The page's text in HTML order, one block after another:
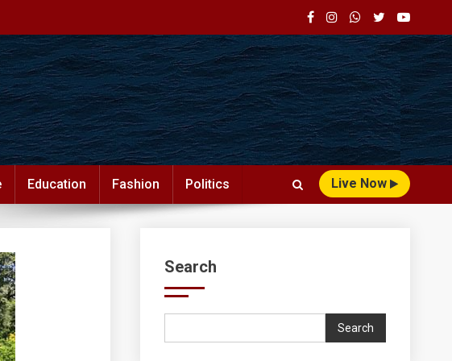
Education Fashion Politics Live Now
Search
Search